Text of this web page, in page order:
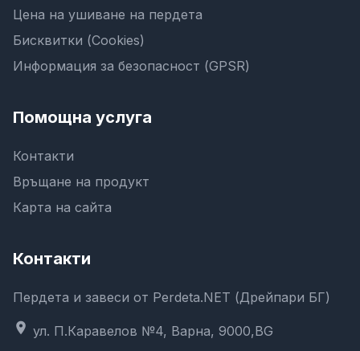
Цена на ушиване на пердета
Бисквитки (Cookies)
Информация за безопасност (GPSR)
Помощна услуга
Контакти
Връщане на продукт
Карта на сайта
Контакти
Пердета и завеси от Perdeta.NET (Дрейпари БГ)
location_on ул. П.Каравелов №4, Варна, 9000,BG